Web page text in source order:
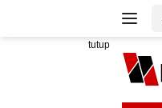
tutup